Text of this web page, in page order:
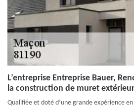
L’entreprise Entreprise Bauer,
la construction de muret
Qualifiée et doté d’une grande expérience en